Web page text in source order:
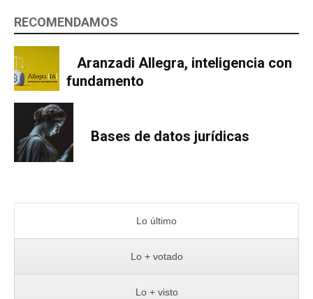
RECOMENDAMOS
Aranzadi Allegra, inteligencia con
fundamento
Bases de datos jurídicas
Lo último
Lo + votado
Lo + visto